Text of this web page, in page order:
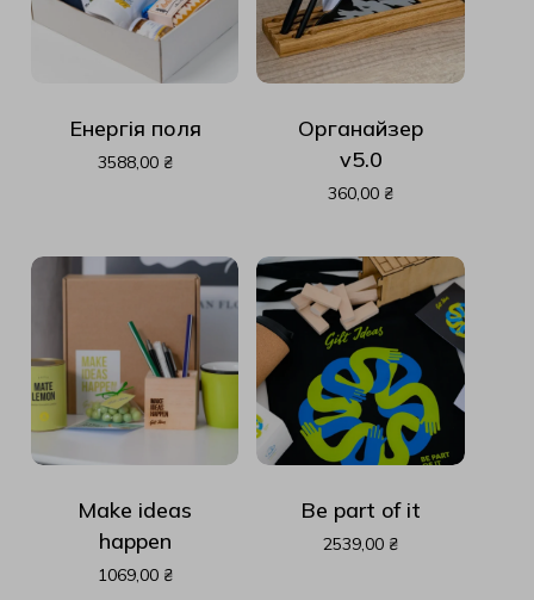
Енергія поля
3588,00 ₴
Органайзер
v5.0
360,00 ₴
Make ideas
happen
1069,00 ₴
Be part of it
2539,00 ₴